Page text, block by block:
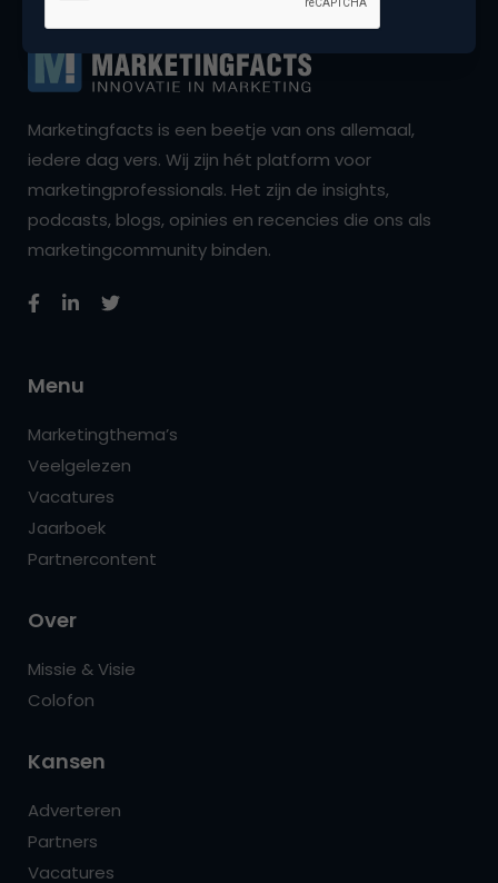
Marketingfacts is een beetje van ons allemaal,
iedere dag vers. Wij zijn hét platform voor
marketingprofessionals. Het zijn de insights,
podcasts, blogs, opinies en recencies die ons als
marketingcommunity binden.
Menu
Marketingthema’s
Veelgelezen
Vacatures
Jaarboek
Partnercontent
Over
Missie & Visie
Colofon
Kansen
Adverteren
Partners
Vacatures